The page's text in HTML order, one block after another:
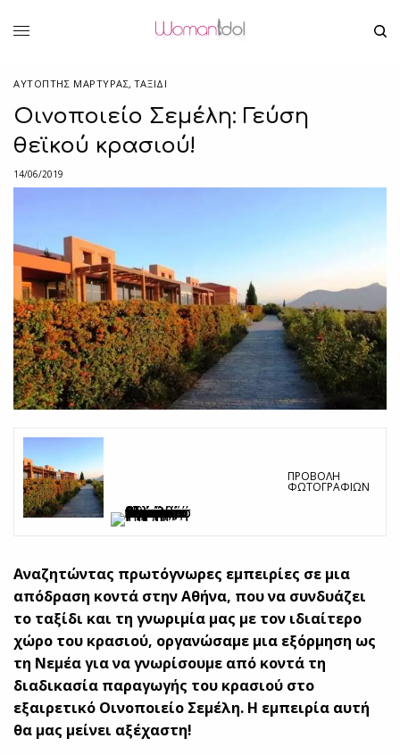
ΑΥΤΌΠΤΗΣ ΜΆΡΤΥΡΑΣ, ΤΑΞΙΔΙ
Οινοποιείο Σεμέλη: Γεύση
θεϊκού κρασιού!
14/06/2019
ΠΡΟΒΟΛΉ
ΦΩΤΟΓΡΑΦΙΏΝ
Αναζητώντας πρωτόγνωρες εμπειρίες σε μια
απόδραση κοντά στην Αθήνα, που να συνδυάζει
το ταξίδι και τη γνωριμία μας με τον ιδιαίτερο
χώρο του κρασιού, οργανώσαμε μια εξόρμηση ως
τη Νεμέα για να γνωρίσουμε από κοντά τη
διαδικασία παραγωγής του κρασιού στο
εξαιρετικό Οινοποιείο Σεμέλη. Η εμπειρία αυτή
θα μας μείνει αξέχαστη!